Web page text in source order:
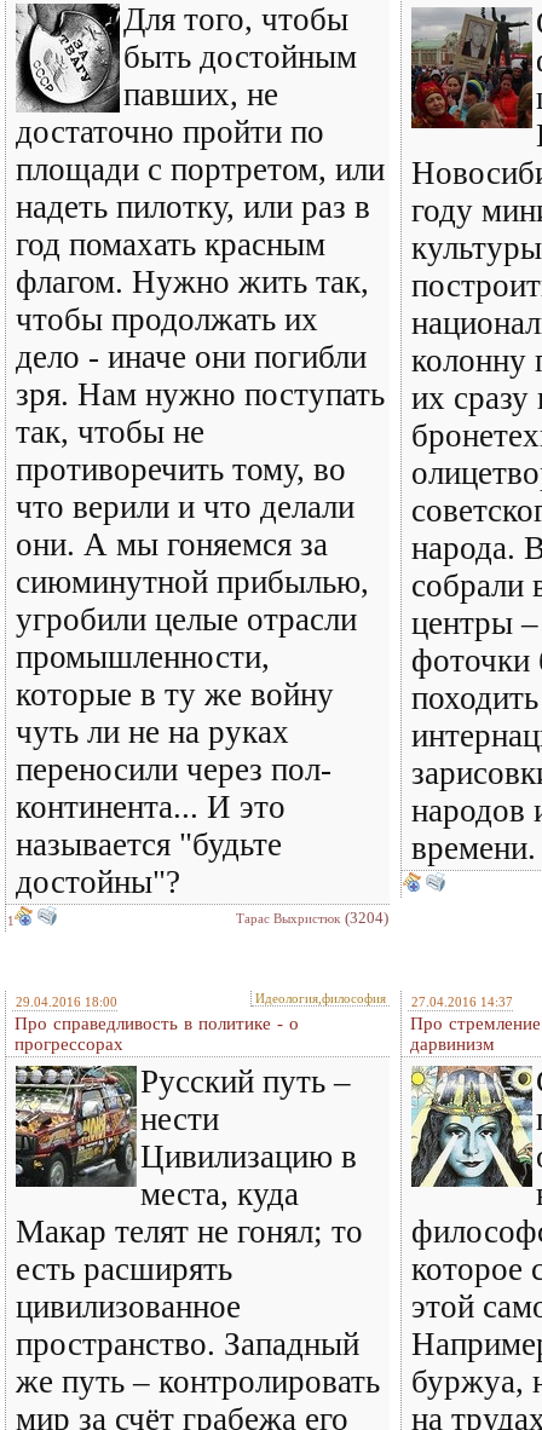
Для того, чтобы
быть достойным
павших, не
достаточно пройти по
площади с портретом, или
надеть пилотку, или раз в
год помахать красным
флагом. Нужно жить так,
чтобы продолжать их
дело - иначе они погибли
зря. Нам нужно поступать
так, чтобы не
противоречить тому, во
что верили и что делали
они. А мы гоняемся за
сиюминутной прибылью,
угробили целые отрасли
промышленности,
которые в ту же войну
чуть ли не на руках
переносили через пол-
континента... И это
называется "будьте
достойны"?
1 Тарас Выхристюк (3204)
году
колонну
их сразу
народа.
собрали
центры
фоточки
народов
времени.
29.04.2016 18:00 Идеология,философия
Про справедливость в политике - о
прогрессорах
Русский путь –
нести
Цивилизацию в
места, куда
Макар телят не гонял; то
есть расширять
цивилизованное
пространство. Западный
же путь – контролировать
мир за счёт грабежа его
27.04.2016 14:37
Про
дарвинизм
которое
этой
буржуа,
на